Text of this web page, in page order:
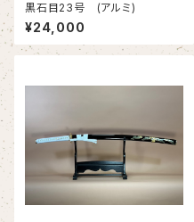
黒石目23号 (アルミ)
¥24,000